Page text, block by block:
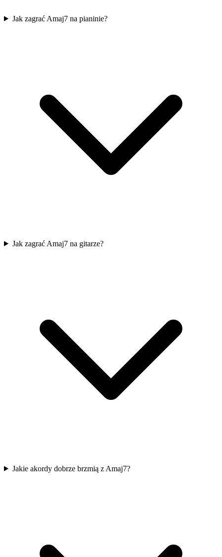
Jak zagrać Amaj7 na pianinie?
Jak zagrać Amaj7 na gitarze?
Jakie akordy dobrze brzmią z Amaj7?